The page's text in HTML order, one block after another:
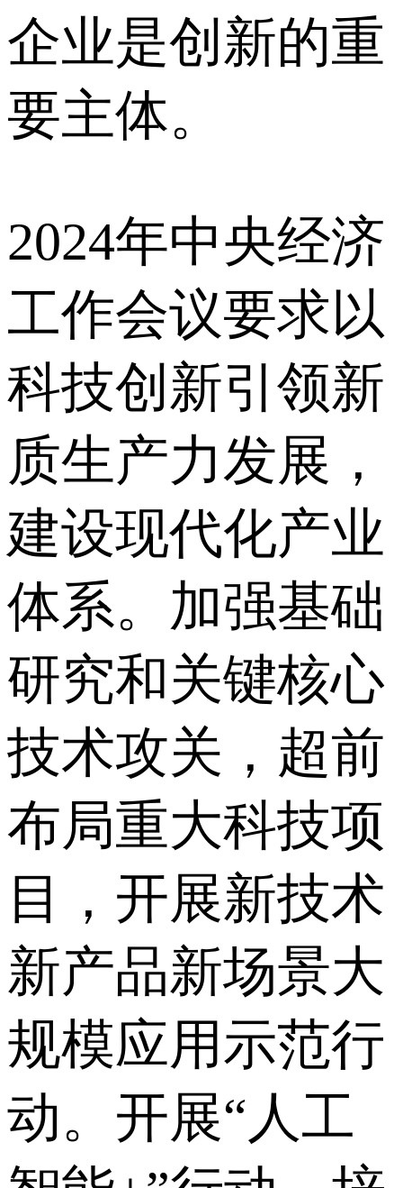
企业是创新的重
要主体。
2024年中央经济
工作会议要求以
科技创新引领新
质生产力发展，
建设现代化产业
体系。加强基础
研究和关键核心
技术攻关，超前
布局重大科技项
目，开展新技术
新产品新场景大
规模应用示范行
动。开展“人工